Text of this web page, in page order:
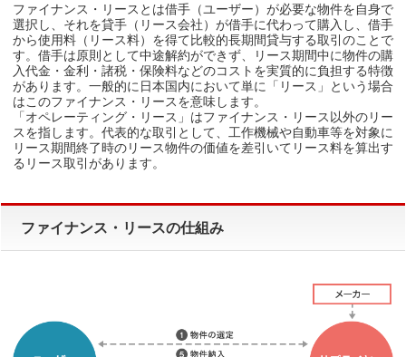
ファイナンス・リースとは借手（ユーザー）が必要な物件を自身で
選択し、それを貸手（リース会社）が借手に代わって購入し、借手
から使用料（リース料）を得て比較的長期間貸与する取引のことで
す。借手は原則として中途解約ができず、リース期間中に物件の購
入代金・金利・諸税・保険料などのコストを実質的に負担する特徴
があります。一般的に日本国内において単に「リース」という場合
はこのファイナンス・リースを意味します。
「オペレーティング・リース」はファイナンス・リース以外のリー
スを指します。代表的な取引として、工作機械や自動車等を対象に
リース期間終了時のリース物件の価値を差引いてリース料を算出す
るリース取引があります。
ファイナンス・リースの仕組み